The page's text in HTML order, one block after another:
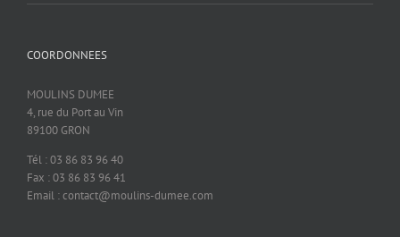
COORDONNEES
MOULINS DUMEE
4, rue du Port au Vin
89100 GRON
Tél : 03 86 83 96 40
Fax : 03 86 83 96 41
Email : contact@moulins-dumee.com